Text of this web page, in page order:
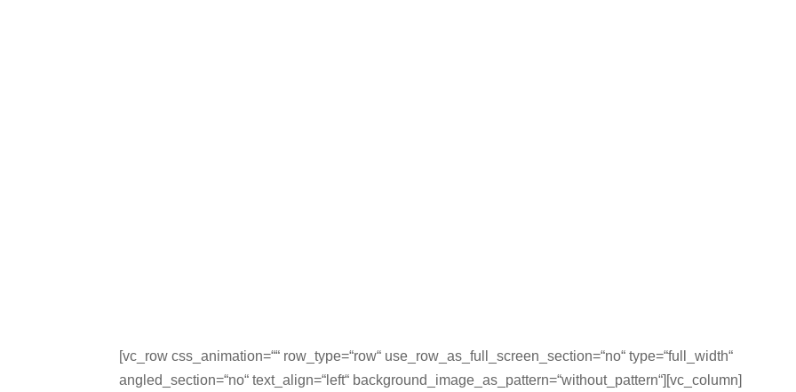
[vc_row css_animation=““ row_type=“row“ use_row_as_full_screen_section=“no“ type=“full_width“
angled_section=“no“ text_align=“left“ background_image_as_pattern=“without_pattern“][vc_column]